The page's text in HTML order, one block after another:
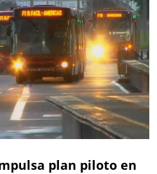
plan piloto en